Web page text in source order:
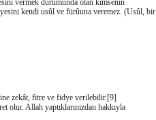
vermek durumunda olan kimsenin
kendi usûl ve fürûuna veremez. (Usûl, bir
zekât, fitre ve fidye verilebilir.[9]
olur. Allah yaptıklarınızdan hakkıyla